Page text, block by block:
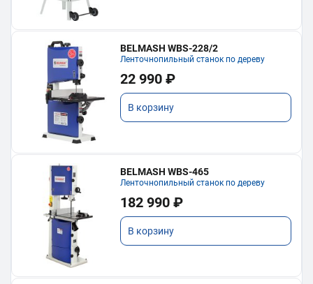
BELMASH WBS-228/2
Ленточнопильный станок по дереву
22 990 ₽
В корзину
BELMASH WBS-465
Ленточнопильный станок по дереву
182 990 ₽
В корзину